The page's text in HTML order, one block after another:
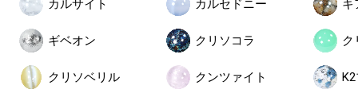
カルサイト カルセドニー キ
ギベオン クリソコラ ク
クリソベリル クンツァイト